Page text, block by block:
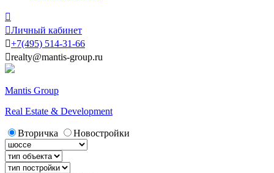

Личный кабинет
+7(495) 514-31-66
realty@mantis-group.ru
Mantis Group
Real Estate & Development
Вторичка Новостройки